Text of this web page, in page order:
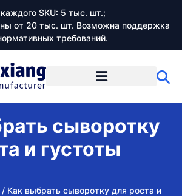
SKU: 5 тыс. шт.;
от 20 тыс. шт. Возможна поддержка
требований.
сыворотку
и густоты
/ Как выбрать сыворотку для роста и